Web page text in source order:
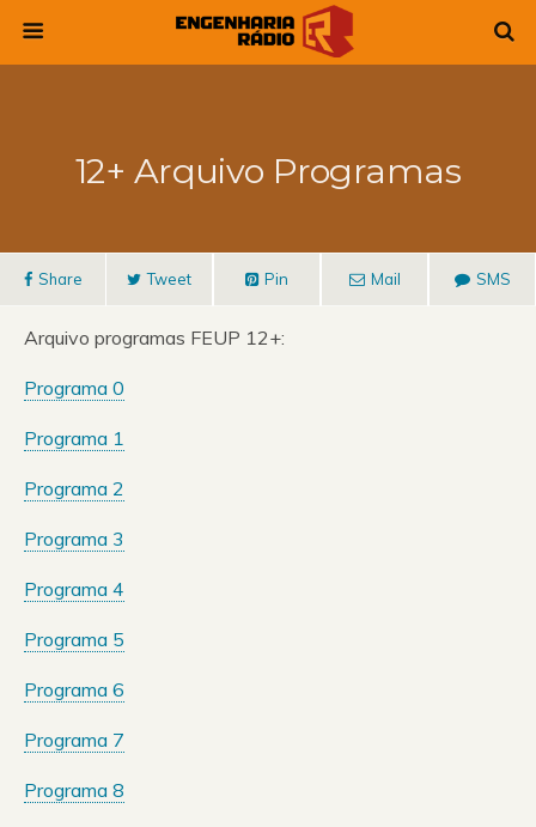
12+ Arquivo Programas
Share Tweet Pin Mail SMS
Arquivo programas FEUP 12+:
Programa 0
Programa 1
Programa 2
Programa 3
Programa 4
Programa 5
Programa 6
Programa 7
Programa 8